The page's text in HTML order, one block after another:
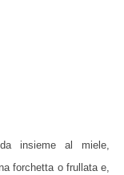
insieme al miele,
forchetta o frullata e,